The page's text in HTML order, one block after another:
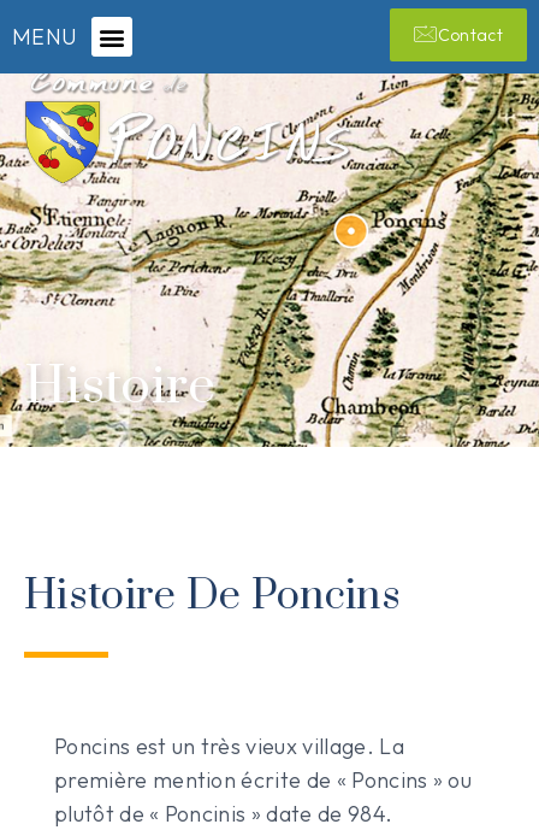
MENU Contact
Histoire
Histoire De Poncins
Poncins est un très vieux village. La
première mention écrite de « Poncins » ou
plutôt de « Poncinis » date de 984.